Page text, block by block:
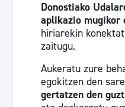
Donostiako
aplikazio mugikor
hiriarekin
zaitugu.
Aukeratu zure
egokitzen den
gertatzen den